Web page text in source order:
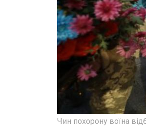
Чин похорону воїна